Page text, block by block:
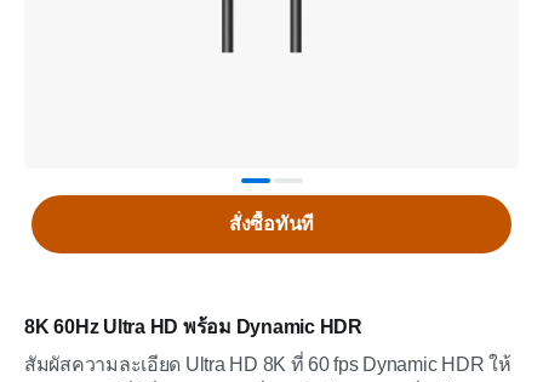
8K 60Hz Ultra HD พร้อม Dynamic HDR
สัมผัสความละเอียด Ultra HD 8K ที่ 60 fps Dynamic HDR ให้
สั่งซื้อทันที